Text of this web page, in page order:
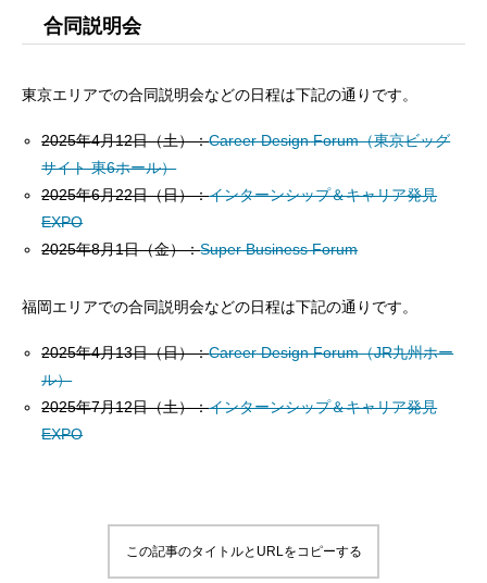
合同説明会
東京エリアでの合同説明会などの日程は下記の通りです。
2025年4月12日（土）：Career Design Forum（東京ビッグ
サイト 東6ホール）
2025年6月22日（日）：インターンシップ＆キャリア発見
EXPO
2025年8月1日（金）：Super Business Forum
福岡エリアでの合同説明会などの日程は下記の通りです。
2025年4月13日（日）：Career Design Forum（JR九州ホー
ル）
2025年7月12日（土）：インターンシップ＆キャリア発見
EXPO
この記事のタイトルとURLをコピーする